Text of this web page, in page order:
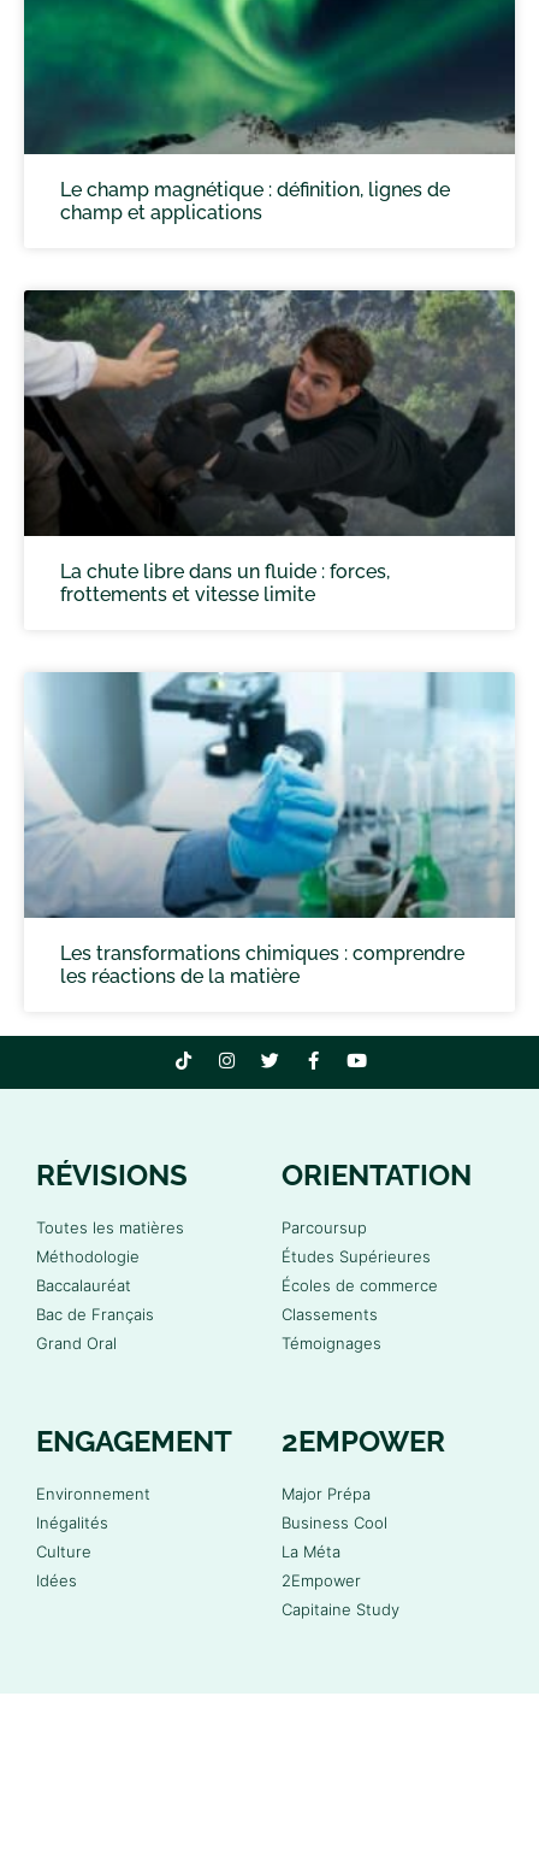
Le champ magnétique : définition, lignes de
champ et applications
La chute libre dans un fluide : forces,
frottements et vitesse limite
Les transformations chimiques : comprendre
les réactions de la matière
RÉVISIONS
Toutes les matières
Méthodologie
Baccalauréat
Bac de Français
Grand Oral
ORIENTATION
Parcoursup
Études Supérieures
Écoles de commerce
Classements
Témoignages
ENGAGEMENT
Environnement
Inégalités
Culture
Idées
2EMPOWER
Major Prépa
Business Cool
La Méta
2Empower
Capitaine Study